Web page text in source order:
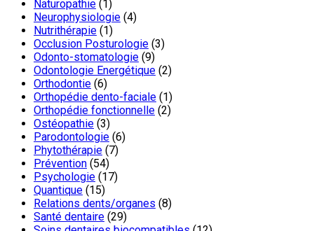
Naturopathie (1)
Neurophysiologie (4)
Nutrithérapie (1)
Occlusion Posturologie (3)
Odonto-stomatologie (9)
Odontologie Energétique (2)
Orthodontie (6)
Orthopédie dento-faciale (1)
Orthopédie fonctionnelle (2)
Ostéopathie (3)
Parodontologie (6)
Phytothérapie (7)
Prévention (54)
Psychologie (17)
Quantique (15)
Relations dents/organes (8)
Santé dentaire (29)